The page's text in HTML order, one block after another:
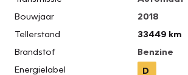
Bouwjaar
2018
Tellerstand
33449 km
Brandstof
Benzine
Energielabel
D